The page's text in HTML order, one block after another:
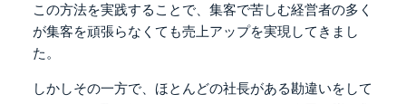
この方法を実践することで、集客で苦しむ経営者の多く
が集客を頑張らなくても売上アップを実現してきまし
た。
しかしその一方で、ほとんどの社長がある勘違いをして